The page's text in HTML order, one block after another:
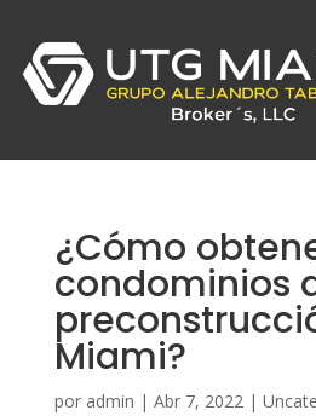
¿Cómo
condominios
Miami?
por admin | Abr 7, 2022|